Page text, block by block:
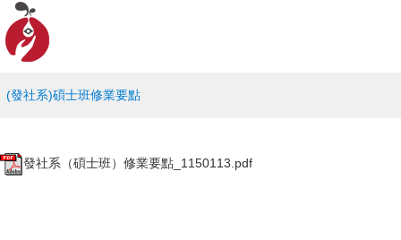
(發社系)碩士班修業要點
發社系（碩士班）修業要點_1150113.pdf